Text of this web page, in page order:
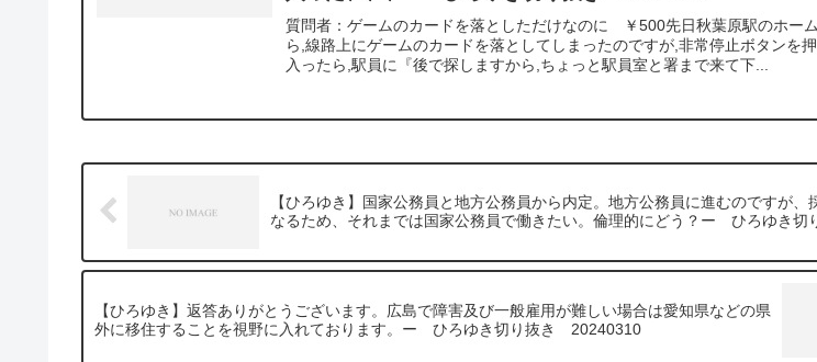
質問者：ゲームのカードを落としただけなのに ￥500先日秋葉原駅のホー
ら,線路上にゲームのカードを落としてしまったのですが,非常停止ボタンを
入ったら,駅員に『後で探しますから,ちょっと駅員室と署まで来て下...
【ひろゆき】国家公務員と地方公務員から内定。地方公務員に進むのですが、
なるため、それまでは国家公務員で働きたい。倫理的にどう？ー ひろゆき
【ひろゆき】返答ありがとうございます。広島で障害及び一般雇用が難しい場合は愛知県などの県
外に移住することを視野に入れております。ー ひろゆき切り抜き 20240310